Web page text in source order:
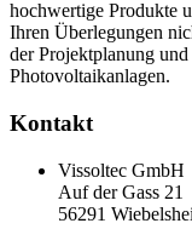
hochwertige Produkte
Ihren Überlegungen
der Projektplanung
Photovoltaikanlagen.
Kontakt
Vissoltec GmbH
Auf der Gass 21
56291